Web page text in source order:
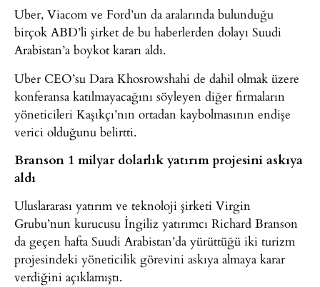
Uber, Viacom ve Ford’un da aralarında bulunduğu
birçok ABD’li şirket de bu haberlerden dolayı Suudi
Arabistan’a boykot kararı aldı.
Uber CEO’su Dara Khosrowshahi de dahil olmak üzere
konferansa katılmayacağını söyleyen diğer firmaların
yöneticileri Kaşıkçı’nın ortadan kaybolmasının endişe
verici olduğunu belirtti.
Branson 1 milyar dolarlık yatırım projesini askıya
aldı
Uluslararası yatırım ve teknoloji şirketi Virgin
Grubu’nun kurucusu İngiliz yatırımcı Richard Branson
da geçen hafta Suudi Arabistan’da yürüttüğü iki turizm
projesindeki yöneticilik görevini askıya almaya karar
verdiğini açıklamıştı.